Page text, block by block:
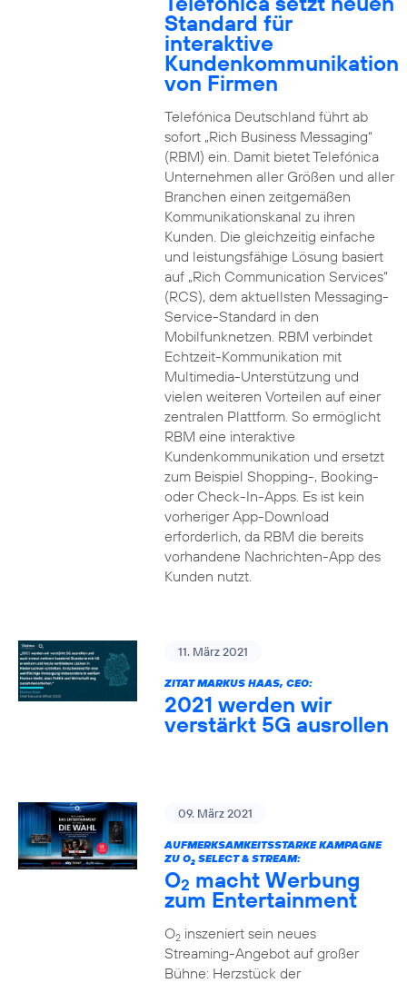
Standard für
interaktive
Kundenkommunikation
von Firmen
Telefónica Deutschland führt ab
sofort „Rich Business Messaging“
(RBM) ein. Damit bietet Telefónica
Unternehmen aller Größen und aller
Branchen einen zeitgemäßen
Kommunikationskanal zu ihren
Kunden. Die gleichzeitig einfache
und leistungsfähige Lösung basiert
auf „Rich Communication Services“
(RCS), dem aktuellsten Messaging-
Service-Standard in den
Mobilfunknetzen. RBM verbindet
Echtzeit-Kommunikation mit
Multimedia-Unterstützung und
vielen weiteren Vorteilen auf einer
zentralen Plattform. So ermöglicht
RBM eine interaktive
Kundenkommunikation und ersetzt
zum Beispiel Shopping-, Booking-
oder Check-In-Apps. Es ist kein
vorheriger App-Download
erforderlich, da RBM die bereits
vorhandene Nachrichten-App des
Kunden nutzt.
11. März 2021
ZITAT MARKUS HAAS, CEO:
2021 werden wir
verstärkt 5G ausrollen
09. März 2021
AUFMERKSAMKEITSSTARKE KAMPAGNE
ZU O2SELECT & STREAM:
O2 macht Werbung
zum Entertainment
O2inszeniert sein neues
Streaming-Angebot auf großer
Bühne: Herzstück der